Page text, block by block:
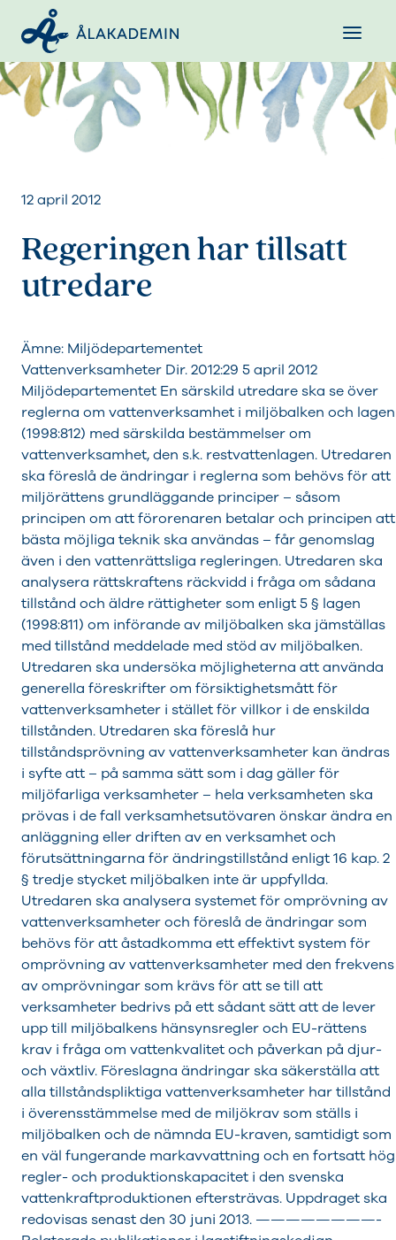
12 april 2012
Regeringen har tillsatt
utredare
Ämne: Miljödepartementet
Vattenverksamheter Dir. 2012:29 5 april 2012
Miljödepartementet En särskild utredare ska se över
reglerna om vattenverksamhet i miljöbalken och lagen
(1998:812) med särskilda bestämmelser om
vattenverksamhet, den s.k. restvattenlagen. Utredaren
ska föreslå de ändringar i reglerna som behövs för att
miljörättens grundläggande principer – såsom
principen om att förorenaren betalar och principen att
bästa möjliga teknik ska användas – får genomslag
även i den vattenrättsliga regleringen. Utredaren ska
analysera rättskraftens räckvidd i fråga om sådana
tillstånd och äldre rättigheter som enligt 5 § lagen
(1998:811) om införande av miljöbalken ska jämställas
med tillstånd meddelade med stöd av miljöbalken.
Utredaren ska undersöka möjligheterna att använda
generella föreskrifter om försiktighetsmått för
vattenverksamheter i stället för villkor i de enskilda
tillstånden. Utredaren ska föreslå hur
tillståndsprövning av vattenverksamheter kan ändras
i syfte att – på samma sätt som i dag gäller för
miljöfarliga verksamheter – hela verksamheten ska
prövas i de fall verksamhetsutövaren önskar ändra en
anläggning eller driften av en verksamhet och
förutsättningarna för ändringstillstånd enligt 16 kap. 2
§ tredje stycket miljöbalken inte är uppfyllda.
Utredaren ska analysera systemet för omprövning av
vattenverksamheter och föreslå de ändringar som
behövs för att åstadkomma ett effektivt system för
omprövning av vattenverksamheter med den frekvens
av omprövningar som krävs för att se till att
verksamheter bedrivs på ett sådant sätt att de lever
upp till miljöbalkens hänsynsregler och EU-rättens
krav i fråga om vattenkvalitet och påverkan på djur-
och växtliv. Föreslagna ändringar ska säkerställa att
alla tillståndspliktiga vattenverksamheter har tillstånd
i överensstämmelse med de miljökrav som ställs i
miljöbalken och de nämnda EU-kraven, samtidigt som
en väl fungerande markavvattning och en fortsatt hög
regler- och produktionskapacitet i den svenska
vattenkraftproduktionen eftersträvas. Uppdraget ska
redovisas senast den 30 juni 2013. ————————-